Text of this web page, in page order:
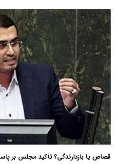
قصاص یا بازدارندگی؟ تأکید مجلس بر